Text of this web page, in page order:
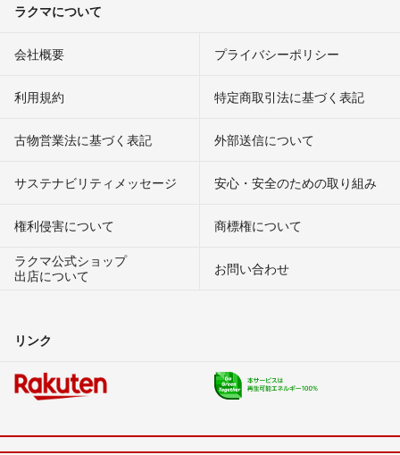
ラクマについて
会社概要 プライバシーポリシー
利用規約 特定商取引法に基づく表記
古物営業法に基づく表記 外部送信について
サステナビリティメッセージ 安心・安全のための取り組み
権利侵害について
商標権について
ラクマ公式ショップ
出店について
お問い合わせ
リンク